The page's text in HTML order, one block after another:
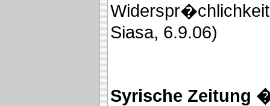
Siasa, 6.9.06)
Syrische Zeitung